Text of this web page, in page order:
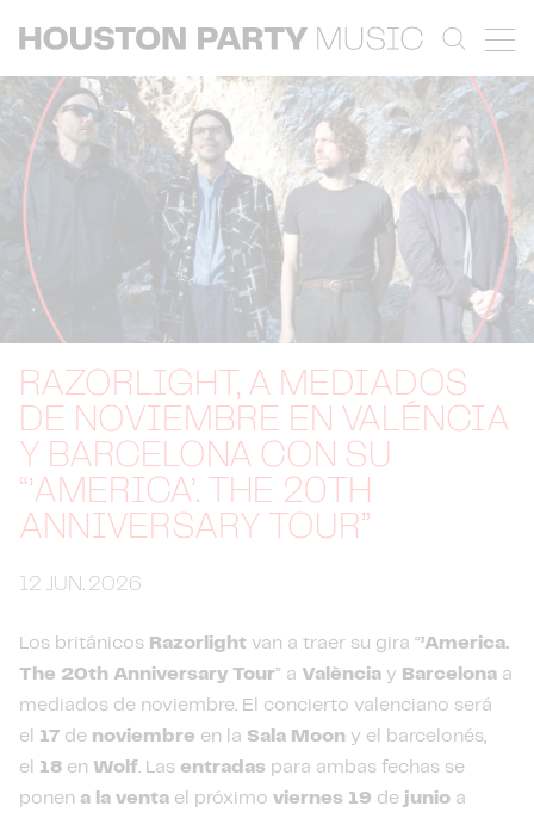
RAZORLIGHT, A MEDIADOS
DE NOVIEMBRE EN VALÉNCIA
Y BARCELONA CON SU
“’AMERICA’. THE 20TH
ANNIVERSARY TOUR”
12 JUN. 2026
Los británicos Razorlight van a traer su gira “’America.
The 20th Anniversary Tour” a València y Barcelona a
mediados de noviembre. El concierto valenciano será
el 17 de noviembre en la Sala Moon y el barcelonés,
el 18 en Wolf. Las entradas para ambas fechas se
ponen a la venta el próximo viernes 19 de junio a